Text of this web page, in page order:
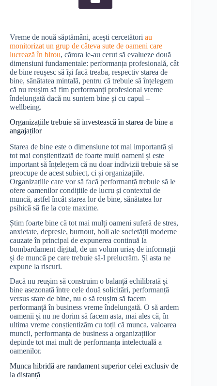
Vreme de nouă săptămâni, acești cercetători au
monitorizat un grup de câteva sute de oameni care
lucrează în birou, cărora le-au cerut să evalueze două
dimensiuni fundamentale: performanța profesională, cât
de bine reușesc să își facă treaba, respectiv starea de
bine, sănătatea mintală, pentru că trebuie să înțelegem
că nu reușim să fim performanți profesional vreme
îndelungată dacă nu suntem bine și cu capul –
wellbeing.
Organizațiile trebuie să investească în starea de bine a
angajaților
Starea de bine este o dimensiune tot mai importantă și
tot mai conștientizată de foarte mulți oameni și este
important să înțelegem că nu doar indivizii trebuie să se
preocupe de acest subiect, ci și organizațiile.
Organizațiile care vor să facă performanță trebuie să le
ofere oamenilor condițiile de lucru și contextul de
muncă, astfel încât starea lor de bine, sănătatea lor
psihică să fie la cote maxime.
Știm foarte bine că tot mai mulți oameni suferă de stres,
anxietate, depresie, burnout, boli ale societății moderne
cauzate în principal de expunerea continuă la
bombardament digital, de un volum uriaș de informații
și de muncă pe care trebuie să-l prelucrăm. Și asta ne
expune la riscuri.
Dacă nu reușim să construim o balanță echilibrată și
bine asezonată între cele două solicitări, performanță
versus stare de bine, nu o să reușim să facem
performanță în business vreme îndelungată. O să ardem
oamenii și nu ne dorim să facem asta, mai ales că, în
ultima vreme conștientizăm cu toții că munca, valoarea
muncii, performanța de business a organizațiilor
depinde tot mai mult de performanța intelectuală a
oamenilor.
Munca hibridă are randament superior celei exclusiv de
la distanță